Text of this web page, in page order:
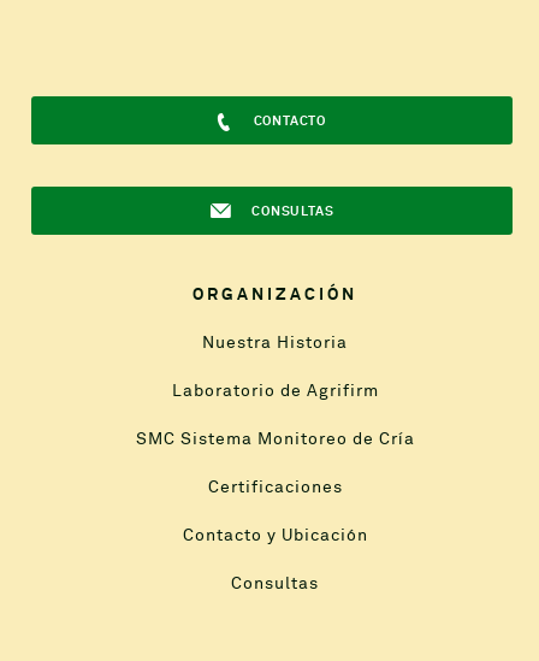
CONTACTO
CONSULTAS
ORGANIZACIÓN
Nuestra Historia
Laboratorio de Agrifirm
SMC Sistema Monitoreo de Cría
Certificaciones
Contacto y Ubicación
Consultas